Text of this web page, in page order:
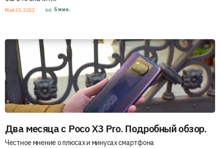
Май 25, 2022 5 мин.
Два месяца с Poco X3 Pro. Подробный обзор.
Честное мнение о плюсах и минусах смартфона